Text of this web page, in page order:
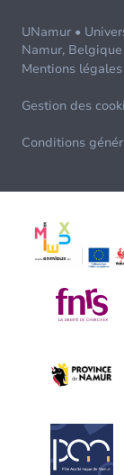
UNamur •
Namur, Belgique
Mentions légales
Gestion des
Conditions